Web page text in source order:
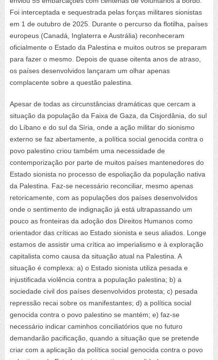
Foi interceptada e sequestrada pelas forças militares sionistas
em 1 de outubro de 2025. Durante o percurso da flotilha, países
europeus (Canadá, Inglaterra e Austrália) reconheceram
oficialmente o Estado da Palestina e muitos outros se preparam
para fazer o mesmo. Depois de quase oitenta anos de atraso,
os países desenvolvidos lançaram um olhar apenas
complacente sobre a questão palestina.
Apesar de todas as circunstâncias dramáticas que cercam a
situação da população da Faixa de Gaza, da Cisjordânia, do sul
do Líbano e do sul da Síria, onde a ação militar do sionismo
externo se faz abertamente, a política social genocida contra o
povo palestino criou também uma necessidade de
contemporização por parte de muitos países mantenedores do
Estado sionista no processo de espoliação da população nativa
da Palestina. Faz-se necessário reconciliar, mesmo apenas
retoricamente, com as populações dos países desenvolvidos
onde o sentimento de indignação já está ultrapassando um
pouco as fronteiras da adoção dos Direitos Humanos como
orientador das críticas ao Estado sionista e seus aliados. Longe
estamos de assistir uma crítica ao imperialismo e à exploração
capitalista como causa da situação atual na Palestina. A
situação é complexa: a) o Estado sionista utiliza pesada e
injustificada violência contra a população palestina; b) a
sociedade civil dos países desenvolvidos protesta; c) pesada
repressão recai sobre os manifestantes; d) a política social
genocida contra o povo palestino se mantém; e) faz-se
necessário indicar caminhos conciliatórios que no futuro
demandarão pacificação, quando a situação que se pretende
criar com a aplicação da política social genocida contra o povo